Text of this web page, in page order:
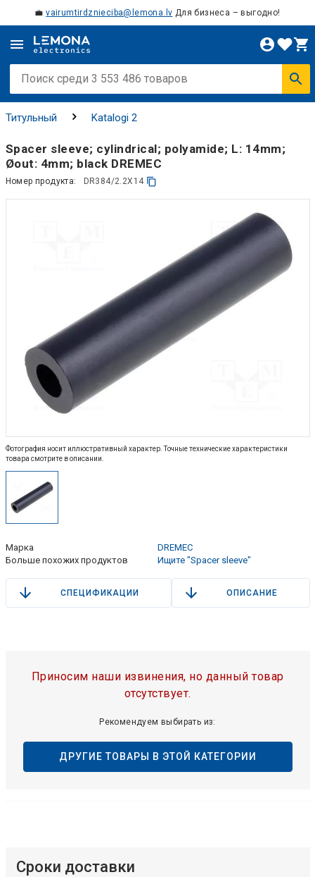
💼vairumtirdznieciba@lemona.lv Для бизнеса – выгодно!
Титульный Katalogi 2
Spacer sleeve; cylindrical; polyamide; L: 14mm;
Øout: 4mm; black DREMEC
Номер продукта: DR384/2.2X14
Фотография носит иллюстративный характер. Точные технические характеристики
товара смотрите в описании.
Марка
DREMEC
Больше похожих продуктов
Ищите "Spacer sleeve"
СПЕЦИФИКАЦИИ ОПИСАНИЕ
Приносим наши извинения, но данный товар
отсутствует.
Рекомендуем выбирать из:
ДРУГИЕ ТОВАРЫ В ЭТОЙ КАТЕГОРИИ
Сроки доставки